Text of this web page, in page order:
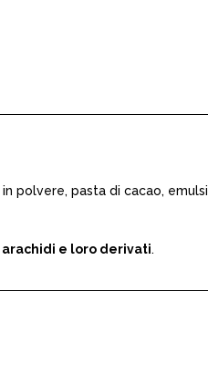
in polvere, pasta di cacao,
e loro derivati.